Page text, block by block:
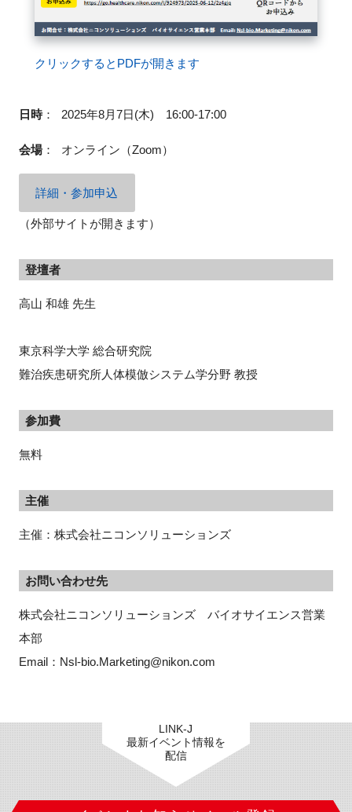
クリックするとPDFが開きます
日時： 2025年8月7日(木) 16:00-17:00
会場： オンライン（Zoom）
詳細・参加申込
（外部サイトが開きます）
登壇者
高山 和雄 先生
東京科学大学 総合研究院
難治疾患研究所人体模倣システム学分野 教授
参加費
無料
主催
主催：株式会社ニコンソリューションズ
お問い合わせ先
株式会社ニコンソリューションズ　バイオサイエンス営業
本部
Email：Nsl-bio.Marketing@nikon.com
LINK-J
最新イベント情報を
配信